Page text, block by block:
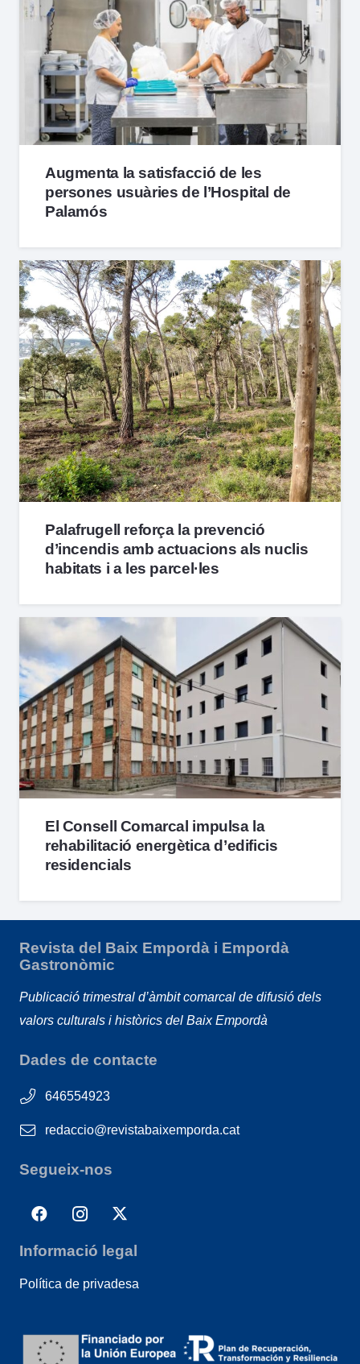
Augmenta la satisfacció de les
persones usuàries de l’Hospital de
Palamós
Palafrugell reforça la prevenció
d’incendis amb actuacions als nuclis
habitats i a les parcel·les
El Consell Comarcal impulsa la
rehabilitació energètica d’edificis
residencials
Revista del Baix Empordà i Empordà
Gastronòmic
Publicació trimestral d’àmbit comarcal de difusió dels
valors culturals i històrics del Baix Empordà
Dades de contacte
646554923
redaccio@revistabaixemporda.cat
Segueix-nos
Informació legal
Política de privadesa